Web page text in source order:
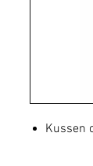
Kussen